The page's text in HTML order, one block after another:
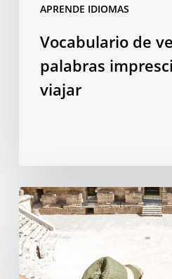
APRENDE IDIOMAS
Vocabulario de
palabras
viajar
Por
qué
estudiar
un
idioma